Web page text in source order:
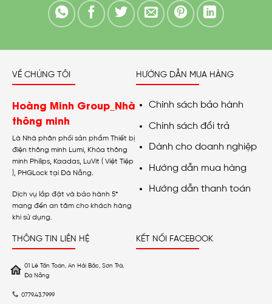
VỀ CHÚNG TÔI
Hoàng Minh Group_Nhà
thông minh
Là Nhà phân phối sản phẩm Thiết bị
điện thông minh Lumi, Khóa thông
minh Philips, Kaadas, LuVit ( Việt Tiệp
), PHGLock tại Đà Nẵng.
Dịch vụ lắp đặt và bảo hành 5*
mang đến an tâm cho khách hàng
khi sử dụng.
HƯỚNG DẪN MUA HÀNG
Chính sách bảo hành
Chính sách đổi trả
Dành cho doanh nghiệp
Hướng dẫn mua hàng
Hướng dẫn thanh toán
THÔNG TIN LIÊN HỆ
01 Lê Tấn Toán, An Hải Bắc, Sơn Trà,
Đà Nẵng
0779.43.7999
KẾT NỐI FACEBOOK